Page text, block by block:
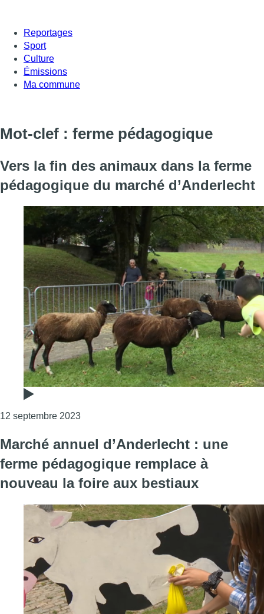
Reportages
Sport
Culture
Émissions
Ma commune
Mot-clef : ferme pédagogique
Vers la fin des animaux dans la ferme
pédagogique du marché d’Anderlecht
12 septembre 2023Consulter l'article "Vers la fin des animaux
Marché annuel d’Anderlecht : une
ferme pédagogique remplace à
nouveau la foire aux bestiaux